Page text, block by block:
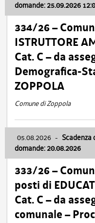
domande: 25.09.2026
334/26 –
ISTRUTTORE
Cat. C – da
Demografica-
ZOPPOLA
Comune di Zoppola
05.08.2026 - Scadenza
domande: 20.08.2026
333/26 –
posti di
Cat. C – da
comunale –